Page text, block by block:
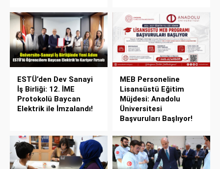
ESTÜ’den Dev Sanayi
İş Birliği: 12. İME
Protokolü Baycan
Elektrik ile İmzalandı!
MEB Personeline
Lisansüstü Eğitim
Müjdesi: Anadolu
Üniversitesi
Başvuruları Başlıyor!